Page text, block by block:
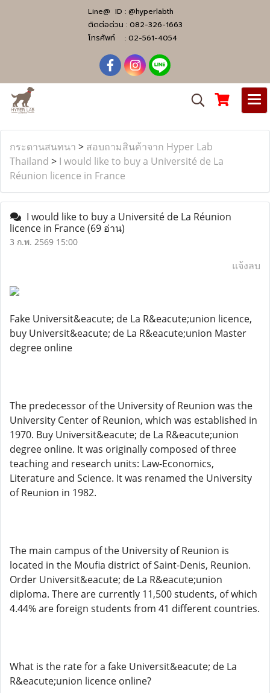
Line@ ID : @hyperlabth
ติดต่อด่วน : 082-326-1663
โทรศัพท์ : 02-561-4054
กระดานสนทนา > สอบถามสินค้าจาก Hyper Lab
Thailand > I would like to buy a Université de La
Réunion licence in France
I would like to buy a Université de La Réunion
licence in France(69 อ่าน)
3 ก.พ. 2569 15:00
แจ้งลบ
Fake Universit&eacute; de La R&eacute;union licence,
buy Universit&eacute; de La R&eacute;union Master
degree online
The predecessor of the University of Reunion was the
University Center of Reunion, which was established in
1970. Buy Universit&eacute; de La R&eacute;union
degree online. It was originally composed of three
teaching and research units: Law-Economics,
Literature and Science. It was renamed the University
of Reunion in 1982.
The main campus of the University of Reunion is
located in the Moufia district of Saint-Denis, Reunion.
Order Universit&eacute; de La R&eacute;union
diploma. There are currently 11,500 students, of which
4.44% are foreign students from 41 different countries.
What is the rate for a fake Universit&eacute; de La
R&eacute;union licence online?